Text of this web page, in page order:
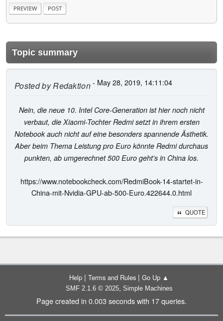
Topic summary
Posted byRedaktion- May 28, 2019, 14:11:04
Nein, die neue 10. Intel Core-Generation ist hier noch nicht
verbaut, die Xiaomi-Tochter Redmi setzt in ihrem ersten
Notebook auch nicht auf eine besonders spannende Ästhetik.
Aber beim Thema Leistung pro Euro könnte Redmi durchaus
punkten, ab umgerechnet 500 Euro geht's in China los.
https://www.notebookcheck.com/RedmiBook-14-startet-in-
China-mit-Nvidia-GPU-ab-500-Euro.422644.0.html
QUOTE
Help | Terms and Rules | Go Up ▲
SMF 2.1.6 © 2025, Simple Machines
Page created in 0.003 seconds with 17 queries.